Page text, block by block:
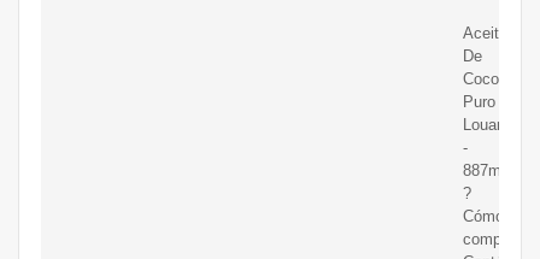
Aceite
De
Coco
Puro
Louana
-
887ml
?
Cómo
comprar?